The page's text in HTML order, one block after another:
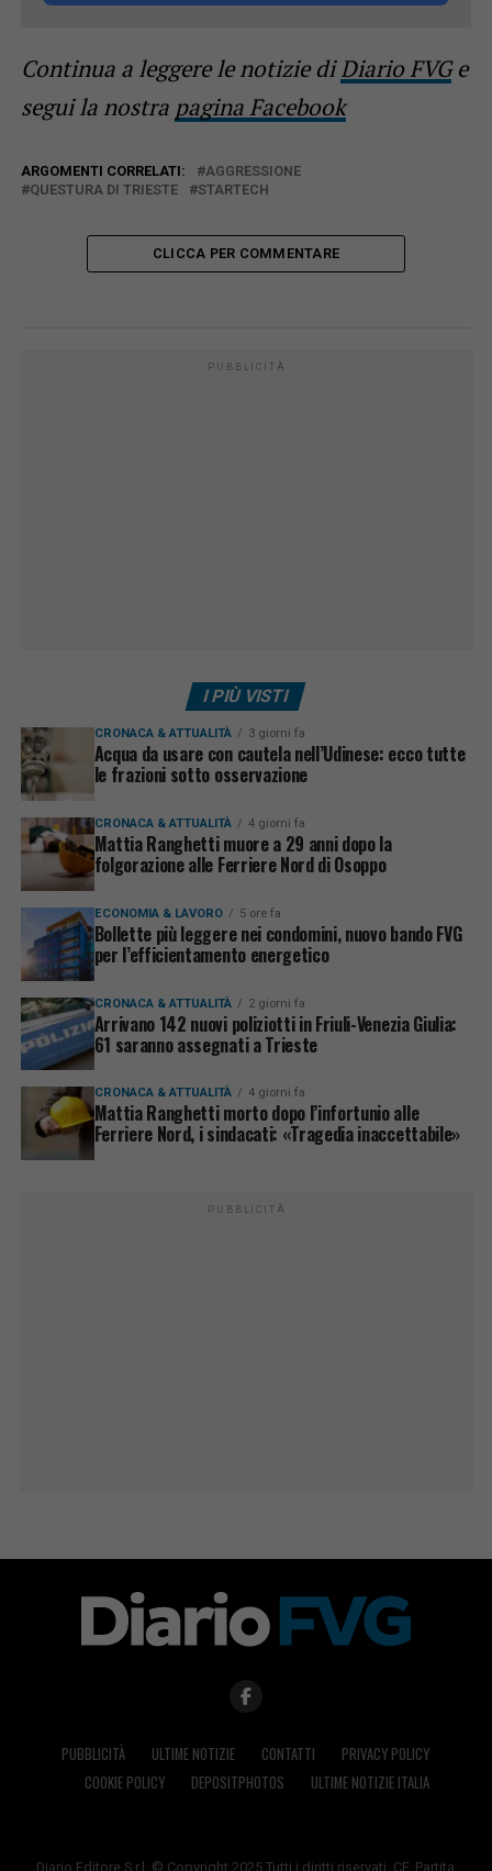
Continua a leggere le notizie diDiario FVGe
segui la nostra pagina Facebook
ARGOMENTI CORRELATI:
AGGRESSIONE
QUESTURA DI TRIESTE
STARTECH
CLICCA PER COMMENTARE
PUBBLICITÀ
I PIÙ VISTI
CRONACA & ATTUALITÀ 3 giorni fa
Acqua da usare con cautela nell’Udinese: ecco tutte
le frazioni sotto osservazione
CRONACA & ATTUALITÀ 4 giorni fa
Mattia Ranghetti muore a 29 anni dopo la
folgorazione alle Ferriere Nord di Osoppo
ECONOMIA & LAVORO 5 ore fa
Bollette più leggere nei condomini, nuovo bando FVG
per l’efficientamento energetico
CRONACA & ATTUALITÀ 2 giorni fa
Arrivano 142 nuovi poliziotti in Friuli-Venezia Giulia:
61 saranno assegnati a Trieste
CRONACA & ATTUALITÀ 4 giorni fa
Mattia Ranghetti morto dopo l’infortunio alle
Ferriere Nord, i sindacati: «Tragedia inaccettabile»
PUBBLICITÀ
PUBBLICITÀ ULTIME NOTIZIE CONTATTI
PRIVACY POLICY
COOKIE POLICY
DEPOSITPHOTOS ULTIME NOTIZIE ITALIA
Diario Editore S.r.l. © Copyright 2025 Tutti i diritti riservati. CF, Partita